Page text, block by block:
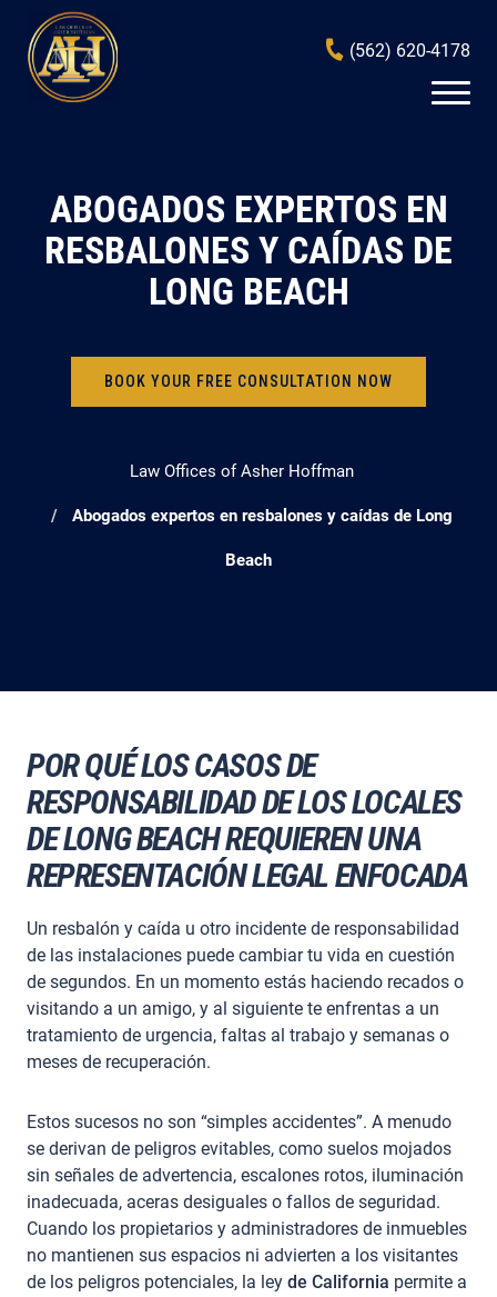
(562) 620-4178
ABOGADOS EXPERTOS EN
RESBALONES Y CAÍDAS DE
LONG BEACH
BOOK YOUR FREE CONSULTATION NOW
Law Offices of Asher Hoffman
Abogados expertos en resbalones y caídas de Long
Beach
POR QUÉ LOS CASOS DE
RESPONSABILIDAD DE LOS LOCALES
DE LONG BEACH REQUIEREN UNA
REPRESENTACIÓN LEGAL ENFOCADA
Un resbalón y caída u otro incidente de responsabilidad
de las instalaciones puede cambiar tu vida en cuestión
de segundos. En un momento estás haciendo recados o
visitando a un amigo, y al siguiente te enfrentas a un
tratamiento de urgencia, faltas al trabajo y semanas o
meses de recuperación.
Estos sucesos no son “simples accidentes”. A menudo
se derivan de peligros evitables, como suelos mojados
sin señales de advertencia, escalones rotos, iluminación
inadecuada, aceras desiguales o fallos de seguridad.
Cuando los propietarios y administradores de inmuebles
no mantienen sus espacios ni advierten a los visitantes
de los peligros potenciales, la ley de California permite a